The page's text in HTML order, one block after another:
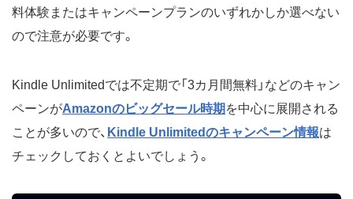
料体験またはキャンペーンプランのいずれかしか選べない
ので注意が必要です。
Kindle Unlimitedでは不定期で「3カ月間無料」などのキャン
ペーンがAmazonのビッグセール時期 を中心に展開される
ことが多いので、 Kindle Unlimitedのキャンペーン情報は
チェックしておくとよいでしょう。